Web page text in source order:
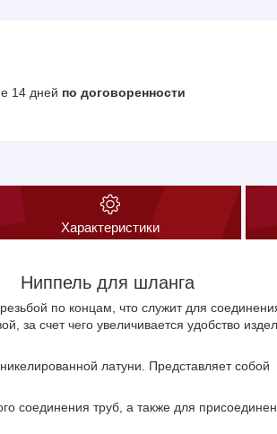
14 дней по договоренности
Характеристики
Ниппель для шланга
по концам, что служит для
за счет чего увеличивается удобство
латуни. Представляет
соединения труб, а также для